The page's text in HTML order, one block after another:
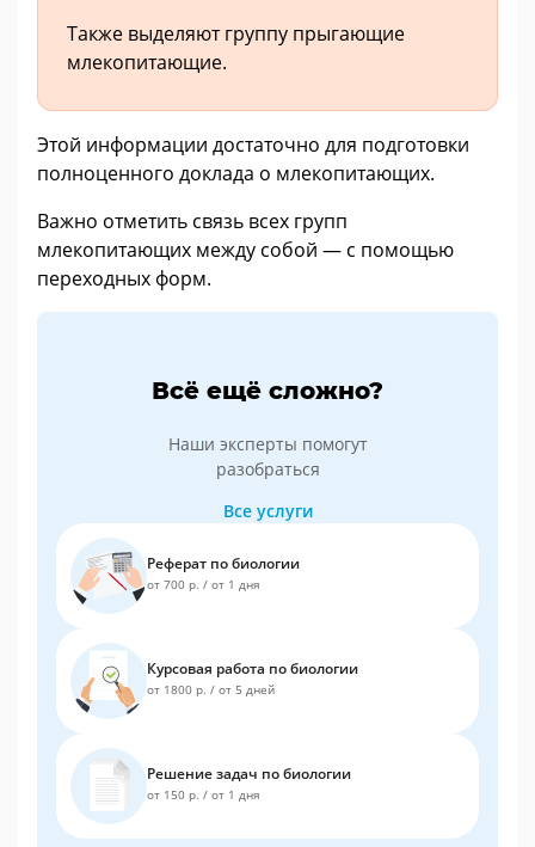
Также выделяют группу прыгающие
млекопитающие.
Этой информации достаточно для подготовки
полноценного доклада о млекопитающих.
Важно отметить связь всех групп
млекопитающих между собой — с помощью
переходных форм.
Всё ещё сложно?
Наши эксперты помогут
разобраться
Все услуги
Реферат по биологии
от 700 р. / от 1 дня
Курсовая работа по биологии
от 1800 р. / от 5 дней
Решение задач по биологии
от 150 р. / от 1 дня